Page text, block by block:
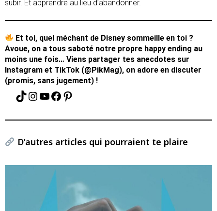
subir. Et apprendre au lieu d’abandonner.
Et toi, quel méchant de Disney sommeille en toi ?
Avoue, on a tous saboté notre propre happy ending au
moins une fois… Viens partager tes anecdotes sur
Instagram et TikTok (@PikMag), on adore en discuter
(promis, sans jugement) !
D’autres articles qui pourraient te plaire